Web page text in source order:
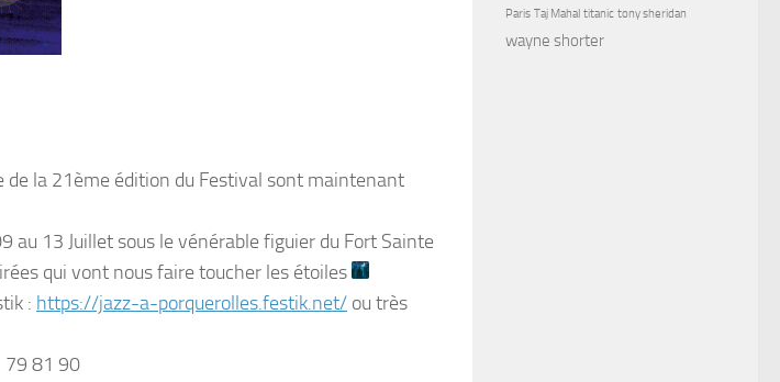
la 21ème édition du Festival sont maintenant
au 13 Juillet sous le vénérable figuier du Fort Sainte
qui vont nous faire toucher les étoiles
: https://jazz-a-porquerolles.festik.net/ ou très
79 81 90
Paris Taj Mahal titanic tony sheridan
wayne shorter